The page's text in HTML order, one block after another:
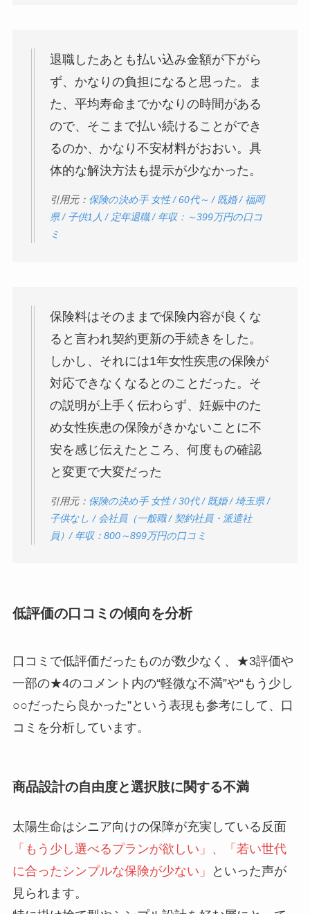
退職したあとも払い込み金額が下がら
ず、かなりの負担になると思った。ま
た、平均寿命までかなりの時間がある
ので、そこまで払い続けることができ
るのか、かなり不安材料がおおい。具
体的な解決方法も提示が少なかった。
引用元： 保険の決め手 女性 / 60代～ / 既婚 / 福岡
県 / 子供1人 / 定年退職 / 年収：～399万円の口コ
ミ
保険料はそのままで保険内容が良くな
ると言われ契約更新の手続きをした。
しかし、それには1年女性疾患の保険が
対応できなくなるとのことだった。そ
の説明が上手く伝わらず、妊娠中のた
め女性疾患の保険がきかないことに不
安を感じ伝えたところ、何度もの確認
と変更で大変だった
引用元： 保険の決め手 女性 / 30代 / 既婚 / 埼玉県 /
子供なし / 会社員（一般職 / 契約社員・派遣社
員）/ 年収：800～899万円の口コミ
低評価の口コミの傾向を分析
口コミで低評価だったものが数少なく、★3評価や
一部の★4のコメント内の“軽微な不満”や“もう少し
○○だったら良かった”という表現も参考にして、口
コミを分析しています。
商品設計の自由度と選択肢に関する不満
太陽生命はシニア向けの保障が充実している反面
「もう少し選べるプランが欲しい」、「若い世代
に合ったシンプルな保険が少ない」
といった声が
見られます。